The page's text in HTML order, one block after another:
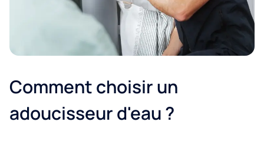
Comment choisir un
adoucisseur d'eau ?